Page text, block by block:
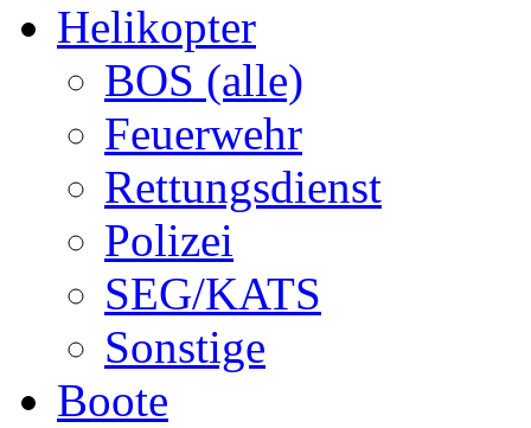
Helikopter
BOS (alle)
Feuerwehr
Rettungsdienst
Polizei
SEG/KATS
Sonstige
Boote